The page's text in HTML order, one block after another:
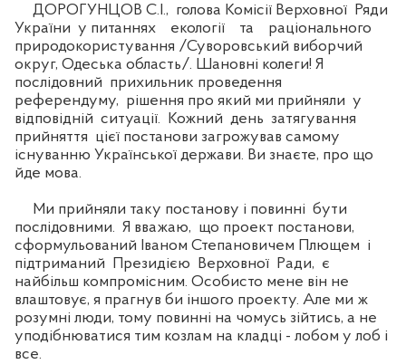
ДОРОГУНЦОВ С.І., голова Комісії Верховної Ряди
України у питаннях екології та раціонального
природокористування /Суворовський виборчий
округ, Одеська область/. Шановні колеги! Я
послідовний прихильник проведення
референдуму, рішення про який ми прийняли у
відповідній ситуації. Кожний день затягування
прийняття цієї постанови загрожував самому
існуванню Української держави. Ви знаєте, про що
йде мова.
Ми прийняли таку постанову і повинні бути
послідовними. Я вважаю, що проект постанови,
сформульований Іваном Степановичем Плющем і
підтриманий Президією Верховної Ради, є
найбільш компромісним. Особисто мене він не
влаштовує, я прагнув би іншого проекту. Але ми ж
розумні люди, тому повинні на чомусь зійтись, а не
уподібнюватися тим козлам на кладці - лобом у лоб і
все.